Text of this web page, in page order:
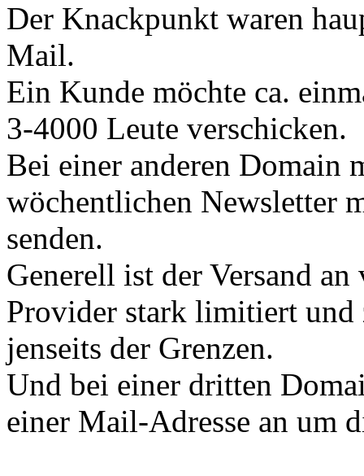
Der Knackpunkt waren
Mail.
Ein Kunde möchte ca.
3-4000 Leute verschicken.
Bei einer anderen Domain
wöchentlichen Newsletter
senden.
Generell ist der Versand
Provider stark limitiert
jenseits der Grenzen.
Und bei einer dritten
einer Mail-Adresse an um